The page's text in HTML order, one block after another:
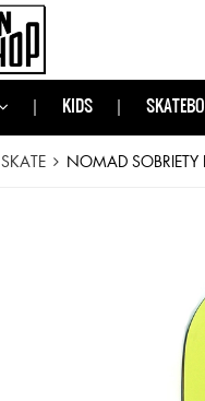
KIDS
SKATE NOMAD SOBRIETY